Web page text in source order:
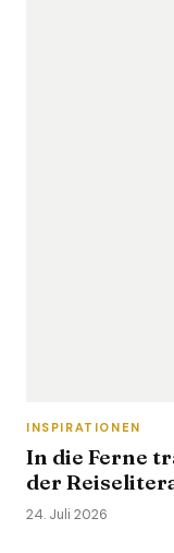
INSPIRATIONEN
In die Ferne
der
24. Juli 2026